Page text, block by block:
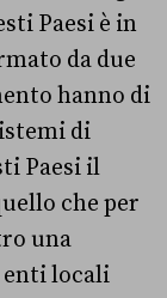
Paesi è in
da due
hanno di
di
Paesi il
che per
una
enti locali